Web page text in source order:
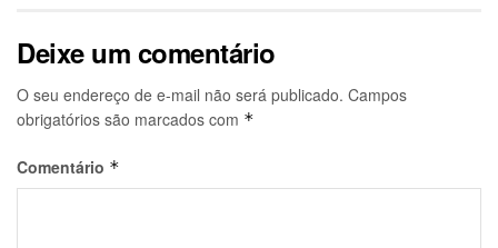
Deixe um comentário
O seu endereço de e-mail não será publicado. Campos
obrigatórios são marcados com *
Comentário *